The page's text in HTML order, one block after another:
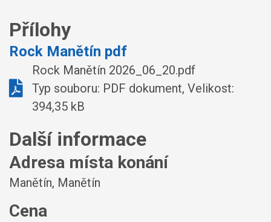
Přílohy
Rock Manětín pdf
Rock Manětín 2026_06_20.pdf
Typ souboru: PDF dokument, Velikost:
394,35 kB
Další informace
Adresa místa konání
Manětín, Manětín
Cena